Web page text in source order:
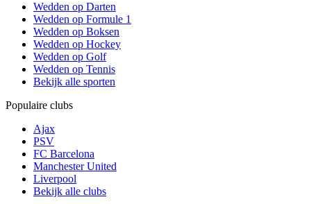
Wedden op Darten
Wedden op Formule 1
Wedden op Boksen
Wedden op Hockey
Wedden op Golf
Wedden op Tennis
Bekijk alle sporten
Populaire clubs
Ajax
PSV
FC Barcelona
Manchester United
Liverpool
Bekijk alle clubs